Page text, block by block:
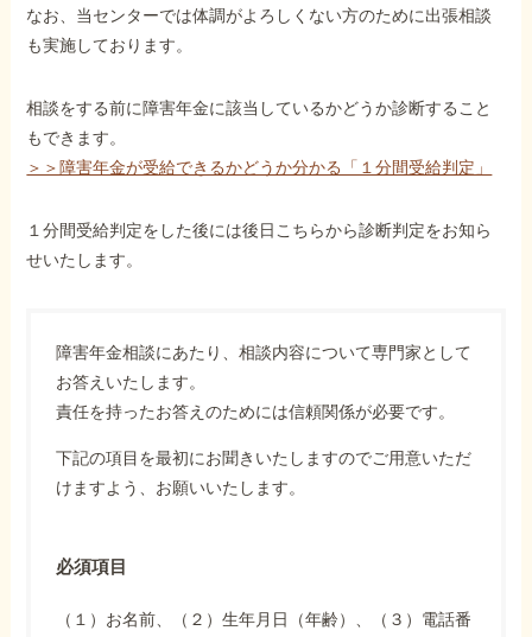
なお、当センターでは体調がよろしくない方のために出張相談
も実施しております。
相談をする前に障害年金に該当しているかどうか診断すること
もできます。
＞＞障害年金が受給できるかどうか分かる「１分間受給判定」
１分間受給判定をした後には後日こちらから診断判定をお知ら
せいたします。
障害年金相談にあたり、相談内容について専門家として
お答えいたします。
責任を持ったお答えのためには信頼関係が必要です。
下記の項目を最初にお聞きいたしますのでご用意いただ
けますよう、お願いいたします。
必須項目
（１）お名前、（２）生年月日（年齢）、（３）電話番